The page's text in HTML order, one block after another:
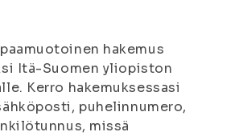
hakemus
Itä-Suomen yliopiston
Kerro hakemuksessasi
puhelinnumero,
missä